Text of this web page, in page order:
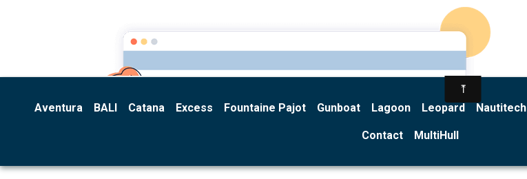
Multihull Equipment
Aventura BALI Catana Excess Fountaine Pajot Gunboat Lagoon Leopard Nautitech
Contact MultiHull